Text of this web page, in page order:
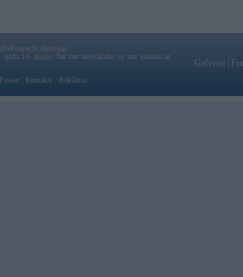
darbojas
gada 14. maija. Tas nav auto klubs un nav saistīts ar
Kontakti Reklāma
Galvena